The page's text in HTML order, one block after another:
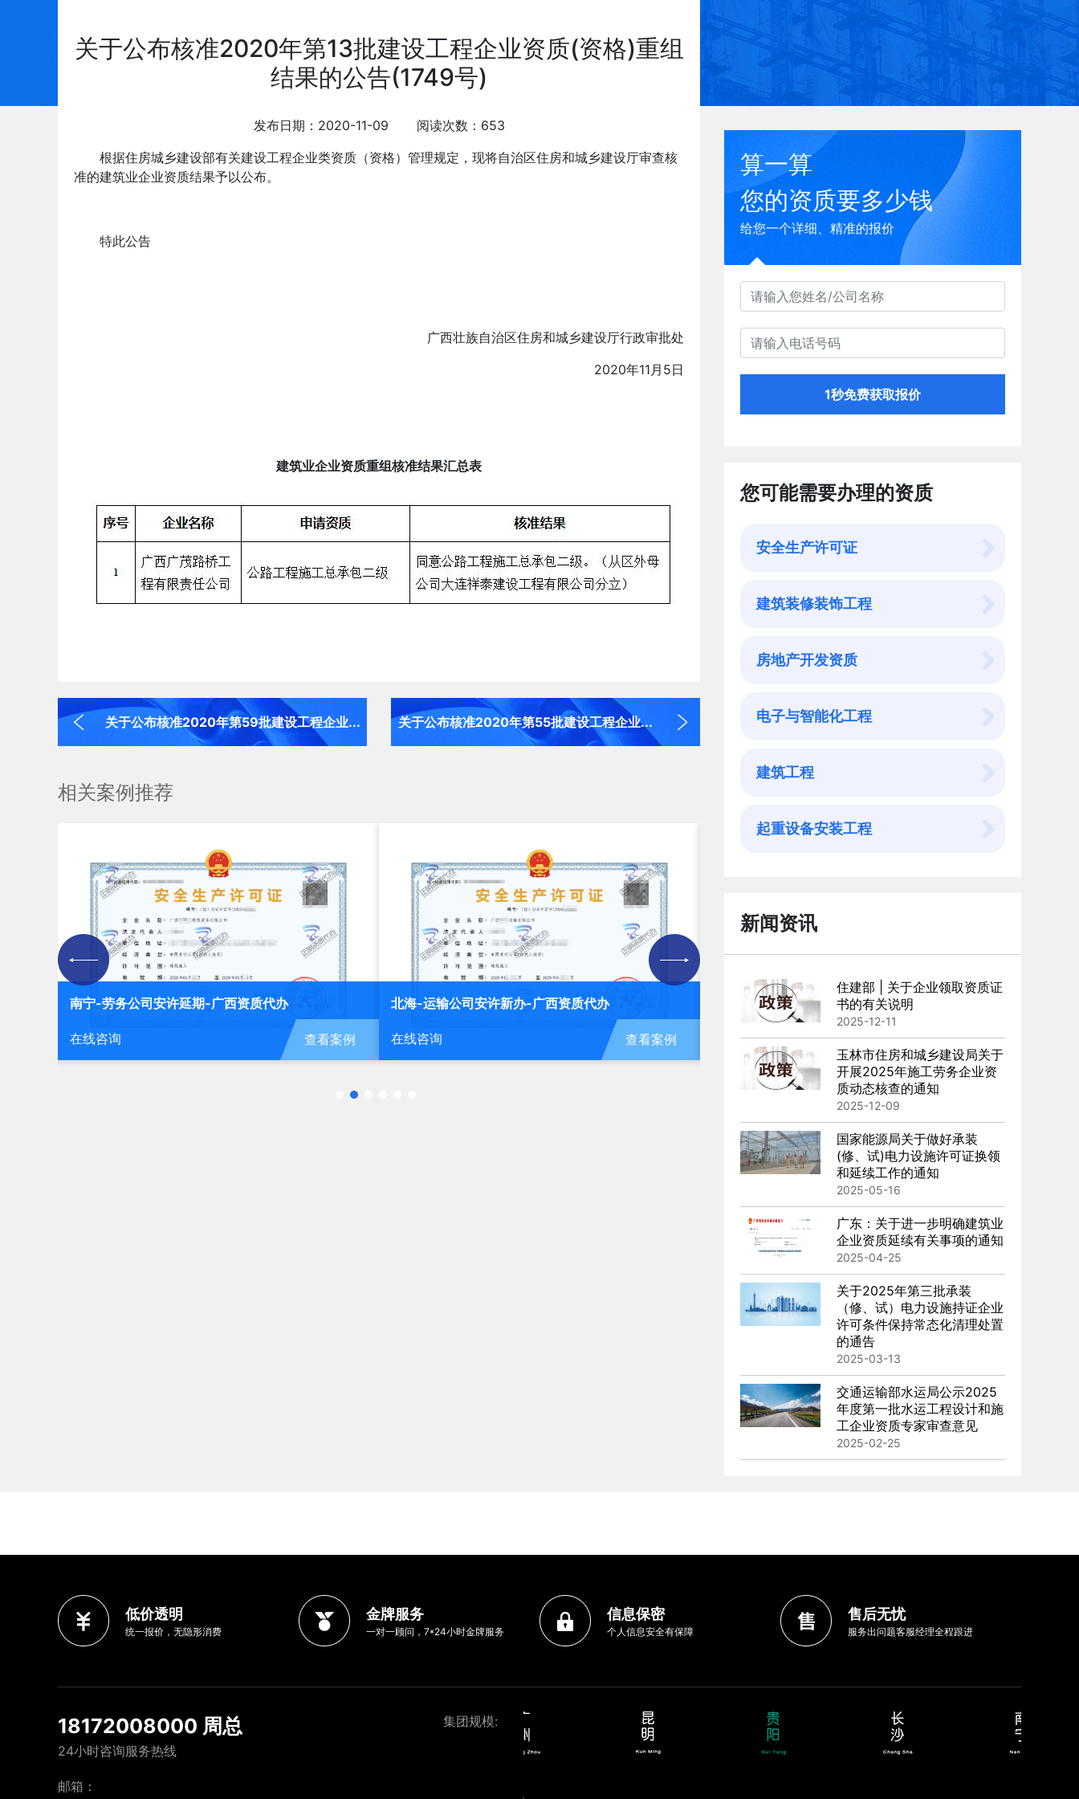
算一算
您的资质要多少钱
给您一个详细、精准的报价
1秒免费获取报价
您可能需要办理的资质
安全生产许可证
建筑装修装饰工程
房地产开发资质
电子与智能化工程
建筑工程
起重设备安装工程
新闻资讯
住建部 | 关于企业领取资质证
书的有关说明
2025-12-11
玉林市住房和城乡建设局关于
开展2025年施工劳务企业资
质动态核查的通知
2025-12-09
国家能源局关于做好承装
(修、试)电力设施许可证换领
和延续工作的通知
2025-05-16
广东：关于进一步明确建筑业
企业资质延续有关事项的通知
2025-04-25
关于2025年第三批承装
（修、试）电力设施持证企业
许可条件保持常态化清理处置
的通告
2025-03-13
交通运输部水运局公示2025
年度第一批水运工程设计和施
工企业资质专家审查意见
2025-02-25
关于公布核准2020年第13批建设工程企业资质(资格)重组
结果的公告(1749号)
发布日期：2020-11-09 阅读次数：653
根据住房城乡建设部有关建设工程企业类资质（资格）管理规定，现将自治区住房和城乡建设厅审查核
准的建筑业企业资质结果予以公布。
特此公告
广西壮族自治区住房和城乡建设厅行政审批处
2020年11月5日
建筑业企业资质重组核准结果汇总表
关于公布核准2020年第59批建设工程企业... 关于公布核准2020年第55批建设工程企业...
相关案例推荐
南宁-劳务公司安许延期-广西资质代办
在线咨询 查看案例
北海-运输公司安许新办-广西资质代办
在线咨询 查看案例
南宁-工程公司安许新办-广西资质代办
在线咨询 查看案例
低价透明
统一报价，无隐形消费
金牌服务
一对一顾问，7*24小时金牌服务
信息保密
个人信息安全有保障
售后无忧
服务出问题客服经理全程跟进
18172008000 周总
24小时咨询服务热线
邮箱：
集团规模: